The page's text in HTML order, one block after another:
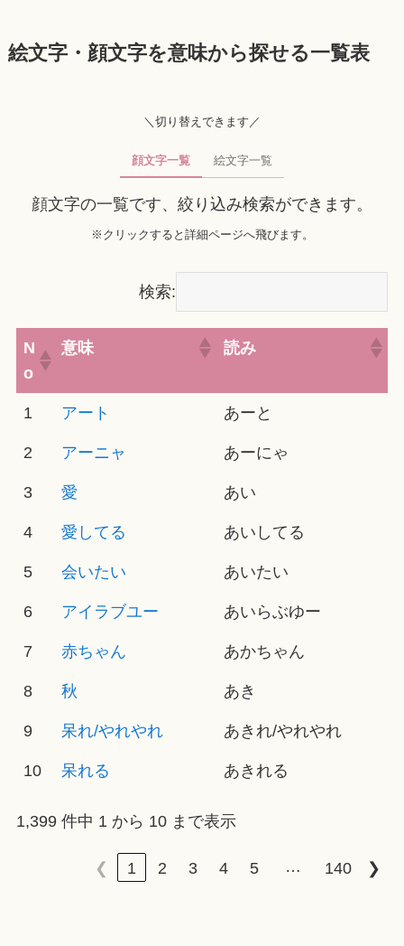
絵文字・顔文字を意味から探せる一覧表
＼切り替えできます／
顔文字一覧 絵文字一覧
顔文字の一覧です、絞り込み検索ができます。
※クリックすると詳細ページへ飛びます。
検索:
N
o
意味 読み
1 アート あーと
2 アーニャ あーにゃ
3 愛 あい
4 愛してる あいしてる
5 会いたい あいたい
6 アイラブユー あいらぶゆー
7 赤ちゃん あかちゃん
8 秋 あき
9 呆れ/やれやれ あきれ/やれやれ
10 呆れる あきれる
1,399 件中 1 から 10 まで表示
❮ 1 2 3 4 5 … 140 ❯